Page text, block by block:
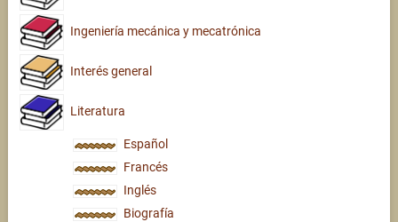
Ingeniería mecánica y mecatrónica
Interés general
Literatura
Español
Francés
Inglés
Biografía